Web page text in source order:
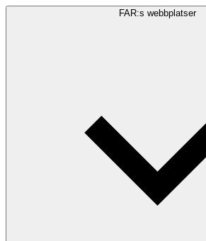
FAR:s webbplatser